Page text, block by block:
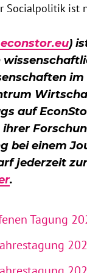
Socialpolitik ist
)
im
auf
bei einem
jederzeit
.
Tagung